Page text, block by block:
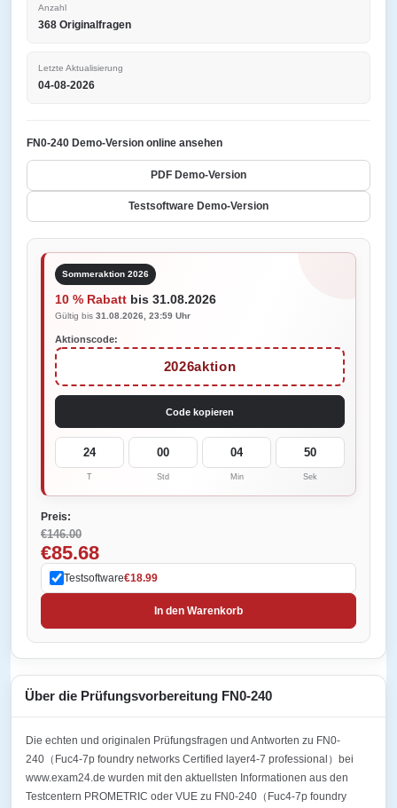
Anzahl
368 Originalfragen
Letzte Aktualisierung
04-08-2026
FN0-240 Demo-Version online ansehen
PDF Demo-Version
Testsoftware Demo-Version
Sommeraktion 2026
10 % Rabatt bis 31.08.2026
Gültig bis 31.08.2026, 23:59 Uhr
Aktionscode:
2026aktion
Code kopieren
24
T
00
Std
04
Min
50
Sek
Preis:
€146.00
€85.68
Testsoftware€18.99
In den Warenkorb
Über die Prüfungsvorbereitung FN0-240
Die echten und originalen Prüfungsfragen und Antworten zu FN0-
240（Fuc4-7p foundry networks Certified layer4-7 professional）bei
www.exam24.de wurden mit den aktuellsten Informationen aus den
Testcentern PROMETRIC oder VUE zu FN0-240（Fuc4-7p foundry